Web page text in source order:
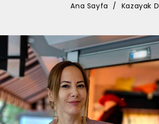
Ana Sayfa Kazayak